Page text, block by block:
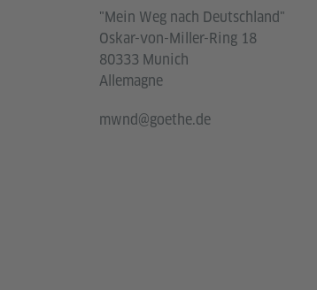
"Mein Weg nach Deutschland"
Oskar-von-Miller-Ring 18
80333 Munich
Allemagne
mwnd@goethe.de